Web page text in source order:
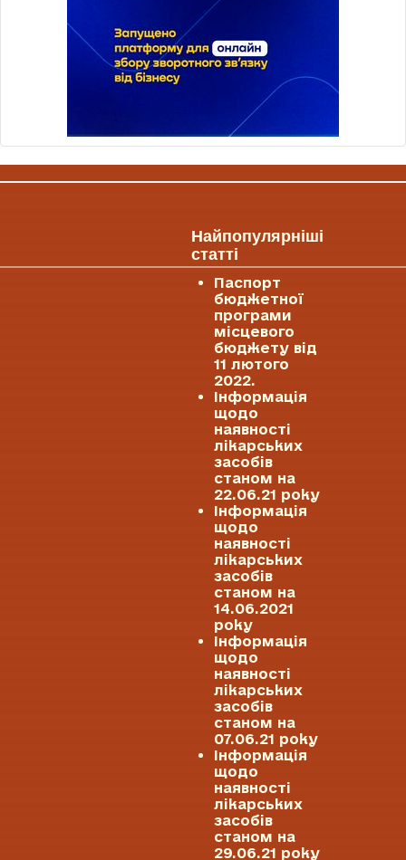
Найпопулярніші
статті
Паспорт
бюджетної
програми
місцевого
бюджету від
11 лютого
2022.
Інформація
щодо
наявності
лікарських
засобів
станом на
22.06.21 року
Інформація
щодо
наявності
лікарських
засобів
станом на
14.06.2021
року
Інформація
щодо
наявності
лікарських
засобів
станом на
07.06.21 року
Інформація
щодо
наявності
лікарських
засобів
станом на
29.06.21 року